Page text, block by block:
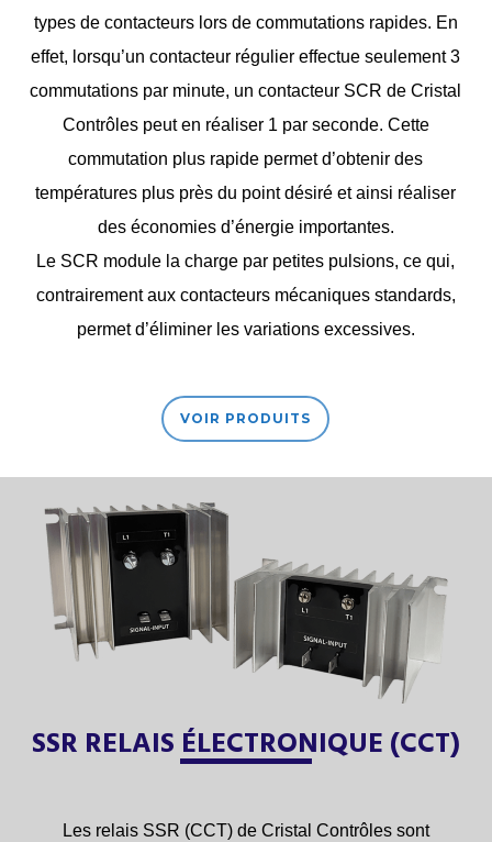
types de contacteurs lors de commutations rapides. En
effet, lorsqu’un contacteur régulier effectue seulement 3
commutations par minute, un contacteur SCR de Cristal
Contrôles peut en réaliser 1 par seconde. Cette
commutation plus rapide permet d’obtenir des
températures plus près du point désiré et ainsi réaliser
des économies d’énergie importantes.
Le SCR module la charge par petites pulsions, ce qui,
contrairement aux contacteurs mécaniques standards,
permet d’éliminer les variations excessives.
VOIR PRODUITS
SSR RELAIS ÉLECTRONIQUE (CCT)
Les relais SSR (CCT) de Cristal Contrôles sont